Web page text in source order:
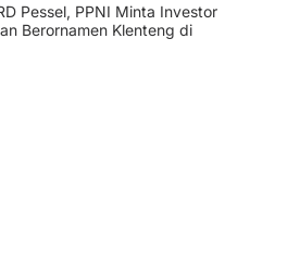
Pessel, PPNI Minta Investor
Berornamen Klenteng di